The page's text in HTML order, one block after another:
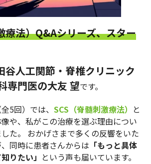
療法）Q&Aシリーズ、スター
谷人工関節・脊椎クリニック
専門医の大友 望です。
5回）では、 SCS（脊髄刺激療法） と
や、私がこの治療を選ぶ理由につい
た。 おかげさまで多くの反響をいた
同時に患者さんからは 「もっと具体
りたい」 という声も届いています。